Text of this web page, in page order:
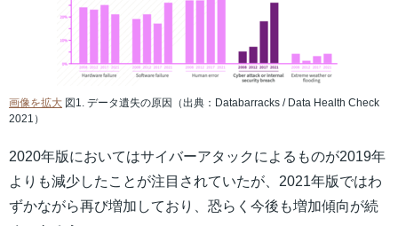
画像を拡大 図1. データ遺失の原因（出典：Databarracks / Data Health Check
2021）
2020年版においてはサイバーアタックによるものが2019年
よりも減少したことが注目されていたが、2021年版ではわ
ずかながら再び増加しており、恐らく今後も増加傾向が続